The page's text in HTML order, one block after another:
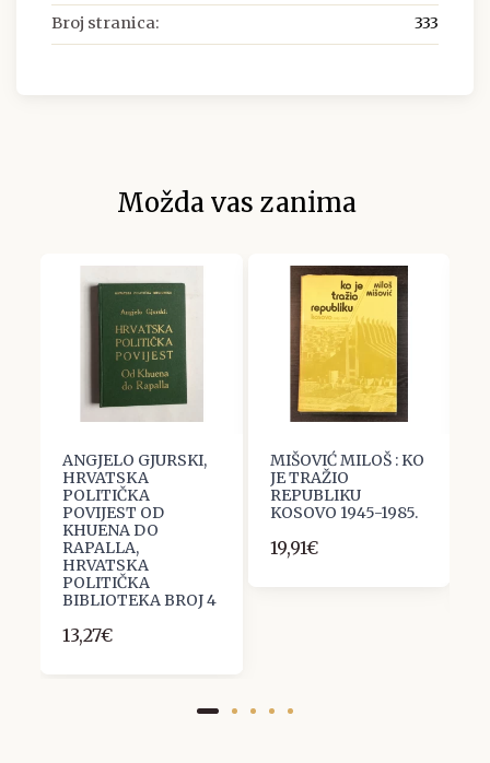
Broj stranica: 333
Možda vas zanima
ANGJELO GJURSKI,
HRVATSKA
POLITIČKA
POVIJEST OD
KHUENA DO
RAPALLA,
HRVATSKA
POLITIČKA
BIBLIOTEKA BROJ 4
13,27€
MIŠOVIĆ MILOŠ : KO
JE TRAŽIO
REPUBLIKU
KOSOVO 1945-1985.
19,91€